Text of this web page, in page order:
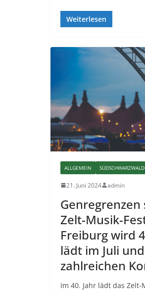
Weiterlesen
ALLGEMEIN SÜDSCHWARZWALD
21. Juni 2024 admin
Genregrenzen
Zelt-Musik-
Freiburg wird
lädt im Juli
zahlreichen
Im 40. Jahr lädt das Zelt-